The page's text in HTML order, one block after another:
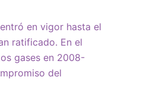
en vigor hasta el
ratificado. En el
gases en 2008-
del